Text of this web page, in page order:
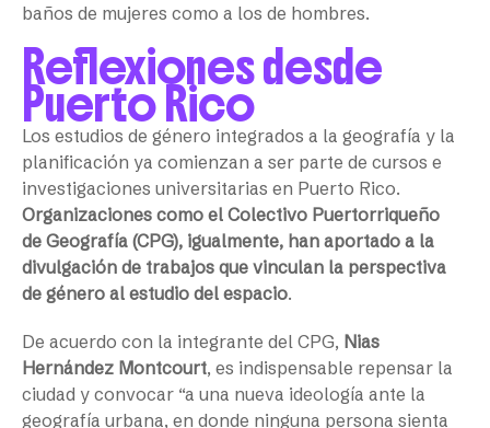
baños de mujeres como a los de hombres.
Reflexiones desde
Puerto Rico
Los estudios de género integrados a la geografía y la
planificación ya comienzan a ser parte de cursos e
investigaciones universitarias en Puerto Rico.
Organizaciones como el Colectivo Puertorriqueño
de Geografía (CPG), igualmente, han aportado a la
divulgación de trabajos que vinculan la perspectiva
de género al estudio del espacio.
De acuerdo con la integrante del CPG, Nias
Hernández Montcourt, es indispensable repensar la
ciudad y convocar “a una nueva ideología ante la
geografía urbana, en donde ninguna persona sienta